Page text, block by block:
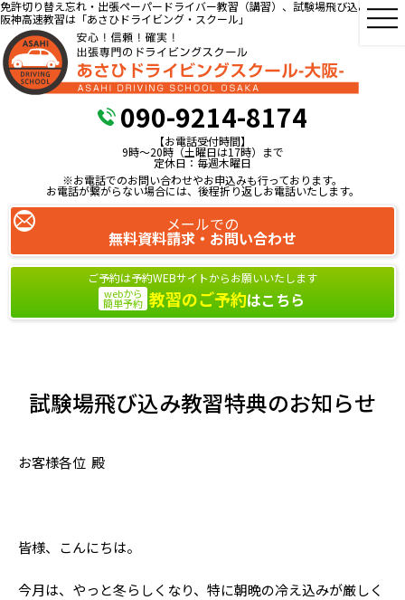
免許切り替え忘れ・出張ペーパードライバー教習（講習）、試験場飛び込み教習、
阪神高速教習は「あさひドライビング・スクール」
090-9214-8174
【お電話受付時間】
9時～20時（土曜日は17時）まで
定休日：毎週木曜日
※お電話でのお問い合わせやお申込みも行っております。
お電話が繋がらない場合には、後程折り返しお電話いたします。
メールでの
無料資料請求・お問い合わせ
ご予約は予約WEBサイトからお願いいたします
webから
簡単予約 教習のご予約はこちら
試験場飛び込み教習特典のお知らせ
お客様各位 殿
皆様、こんにちは。
今月は、やっと冬らしくなり、特に朝晩の冷え込みが厳しく